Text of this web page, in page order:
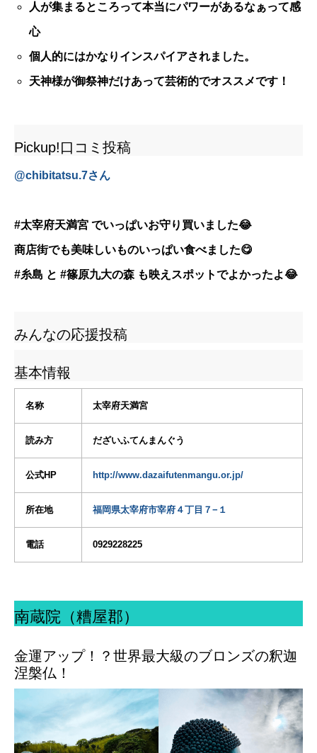
人が集まるところって本当にパワーがあるなぁって感
心
個人的にはかなりインスパイアされました。
天神様が御祭神だけあって芸術的でオススメです！
Pickup!口コミ投稿
@chibitatsu.7さん
#太宰府天満宮 でいっぱいお守り買いました😂
商店街でも美味しいものいっぱい食べました😋
#糸島 と #篠原九大の森 も映えスポットでよかったよ😂
みんなの応援投稿
基本情報
名称 太宰府天満宮
読み方 だざいふてんまんぐう
公式HP http://www.dazaifutenmangu.or.jp/
所在地 福岡県太宰府市宰府４丁目７−１
電話 0929228225
南蔵院（糟屋郡）
金運アップ！？世界最大級のブロンズの釈迦
涅槃仏！